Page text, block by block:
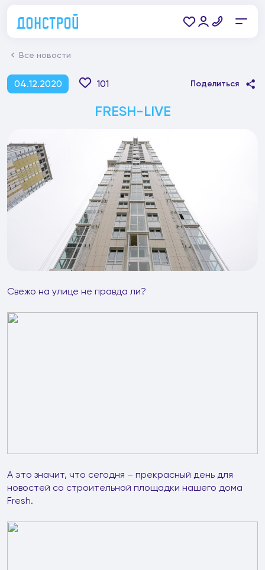
Все новости
04.12.2020 101 Поделиться
FRESH-LIVE
Свежо на улице не правда ли?
А это значит, что сегодня – прекрасный день для
новостей со строительной площадки нашего дома
Fresh.